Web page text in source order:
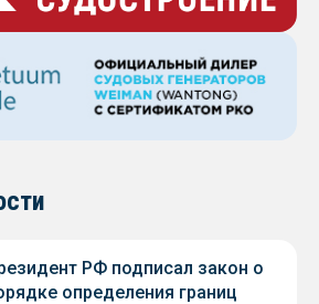
РФ подписал закон о
определения границ